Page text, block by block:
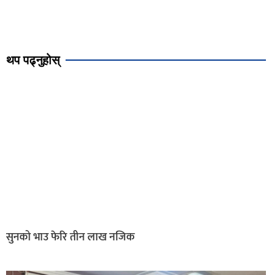
थप पढ्नुहोस्
सुनको भाउ फेरि तीन लाख नजिक